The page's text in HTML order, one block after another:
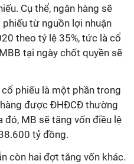
Cụ thể, ngân hàng sẽ
từ nguồn lợi nhuận
theo tỷ lệ 35%, tức là cổ
tại ngày chốt quyền sẽ
phiếu là một phần trong
được ĐHĐCĐ thường
đó, MB sẽ tăng vốn điều lệ
tỷ đồng.
còn hai đợt tăng vốn khác.